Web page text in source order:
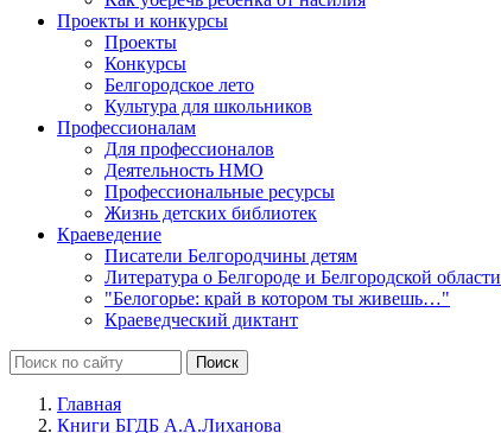
Проекты и конкурсы
Проекты
Конкурсы
Белгородское лето
Культура для школьников
Профессионалам
Для профессионалов
Деятельность НМО
Профессиональные ресурсы
Жизнь детских библиотек
Краеведение
Писатели Белгородчины детям
Литература о Белгороде и Белгородской области
"Белогорье: край в котором ты живешь…"
Краеведческий диктант
Главная
Книги БГДБ А.А.Лиханова